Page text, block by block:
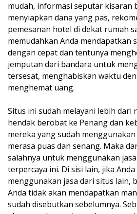
mudah, informasi seputar kisaran
menyiapkan dana yang pas,
pemesanan hotel di dekat rumah
memudahkan Anda mendapatkan
dengan cepat dan tentunya
jemputan dari bandara untuk
tersesat, menghabiskan waktu
menghemat uang.
Situs ini sudah melayani lebih dari
hendak berobat ke Penang dan
mereka yang sudah
merasa puas dan senang. Maka
salahnya untuk menggunakan
terpercaya ini. Di sisi lain, jika
menggunakan jasa dari situs lain,
Anda tidak akan mendapatkan
sudah disebutkan sebelumnya.